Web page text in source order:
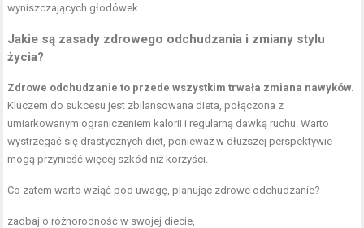
wyniszczających głodówek.
Jakie są zasady zdrowego odchudzania i zmiany stylu
życia?
Zdrowe odchudzanie to przede wszystkim trwała zmiana nawyków.
Kluczem do sukcesu jest zbilansowana dieta, połączona z
umiarkowanym ograniczeniem kalorii i regularną dawką ruchu. Warto
wystrzegać się drastycznych diet, ponieważ w dłuższej perspektywie
mogą przynieść więcej szkód niż korzyści.
Co zatem warto wziąć pod uwagę, planując zdrowe odchudzanie?
zadbaj o różnorodność w swojej diecie,